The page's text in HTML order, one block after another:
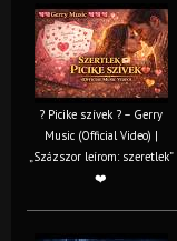
? Picike szívek ? – Gerry
Music (Official Video) |
„Százszor leírom: szeretlek”
❤️